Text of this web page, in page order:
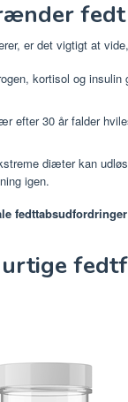
er det vigtigt at
kortisol og insulin
efter 30 år falder
diæter kan
igen.
fedttabsudfordringer